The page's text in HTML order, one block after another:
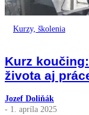
Kurzy, školenia
Kurz
života aj
Jozef Doliňák
- 1. apríla 2025